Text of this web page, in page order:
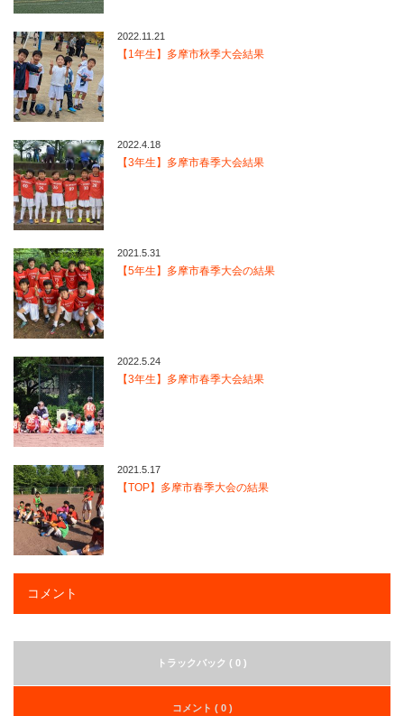
2022.11.21
【1年生】多摩市秋季大会結果
2022.4.18
【3年生】多摩市春季大会結果
2021.5.31
【5年生】多摩市春季大会の結果
2022.5.24
【3年生】多摩市春季大会結果
2021.5.17
【TOP】多摩市春季大会の結果
コメント
トラックバック ( 0 )
コメント ( 0 )